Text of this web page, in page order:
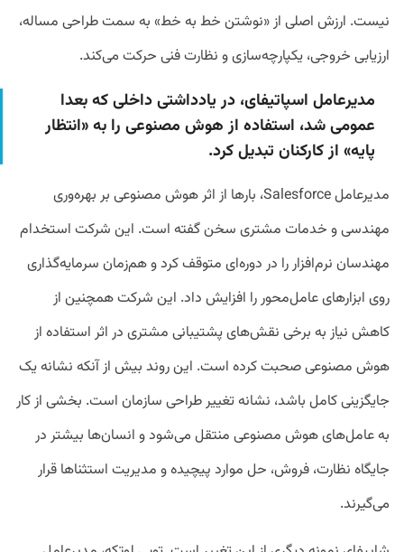
نیست. ارزش اصلی از «نوشتن خط به خط» به سمت طراحی مساله،
ارزیابی خروجی، یکپارچه‌سازی و نظارت فنی حرکت می‌کند.
مدیرعامل اسپاتیفای، در یادداشتی داخلی که بعدا
عمومی شد، استفاده از هوش مصنوعی را به «انتظار
پایه» از کارکنان تبدیل کرد.
مدیرعاملSalesforce، بارها از اثر هوش مصنوعی بر بهره‌وری
مهندسی و خدمات مشتری سخن گفته است. این شرکت استخدام
مهندسان نرم‌افزار را در دوره‌ای متوقف کرد و هم‌زمان سرمایه‌گذاری
روی ابزارهای عامل‌محور را افزایش داد. این شرکت همچنین از
کاهش نیاز به برخی نقش‌های پشتیبانی مشتری در اثر استفاده از
هوش مصنوعی صحبت کرده است. این روند بیش از آنکه نشانه یک
جایگزینی کامل باشد، نشانه تغییر طراحی سازمان است. بخشی از کار
به عامل‌های هوش مصنوعی منتقل می‌شود و انسان‌ها بیشتر در
جایگاه نظارت، فروش، حل موارد پیچیده و مدیریت استثناها قرار
می‌گیرند.